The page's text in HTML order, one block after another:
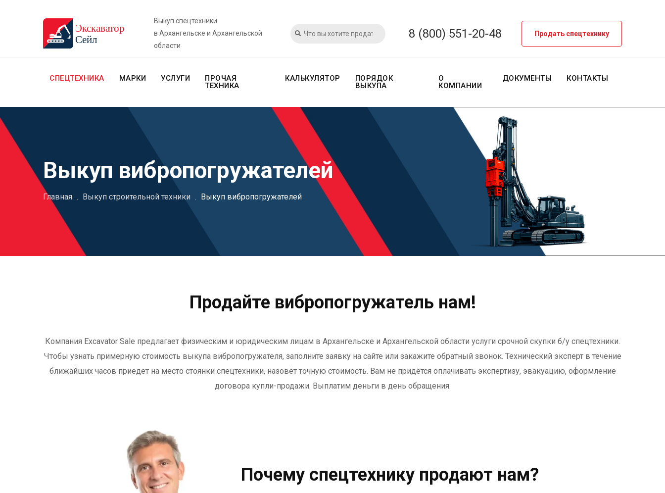
Выкуп спецтехники
в Архангельске и Архангельской
области
8 (800) 551-20-48 Продать спецтехнику
СПЕЦТЕХНИКА МАРКИ УСЛУГИ
ПРОЧАЯ
ТЕХНИКА
КАЛЬКУЛЯТОР
ПОРЯДОК
ВЫКУПА
О
КОМПАНИИ
ДОКУМЕНТЫ КОНТАКТЫ
Выкуп вибропогружателей
Главная . Выкуп строительной техники . Выкуп вибропогружателей
Продайте вибропогружатель нам!
Компания Excavator Sale предлагает физическим и юридическим лицам в Архангельске и Архангельской области услуги срочной скупки б/у спецтехники.
Чтобы узнать примерную стоимость выкупа вибропогружателя, заполните заявку на сайте или закажите обратный звонок. Технический эксперт в течение
ближайших часов приедет на место стоянки спецтехники, назовёт точную стоимость. Вам не придётся оплачивать экспертизу, эвакуацию, оформление
договора купли-продажи. Выплатим деньги в день обращения.
Почему спецтехнику продают нам?